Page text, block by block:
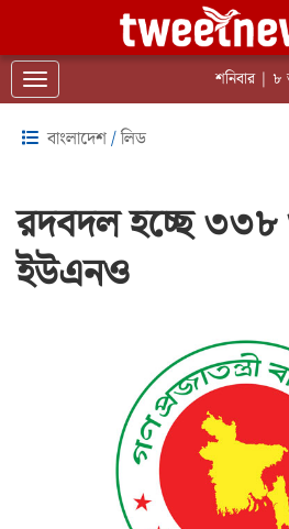
Toggle navigation শনিবার |
বাংলাদেশ/লিড
রদবদল হচ্ছে
ইউএনও